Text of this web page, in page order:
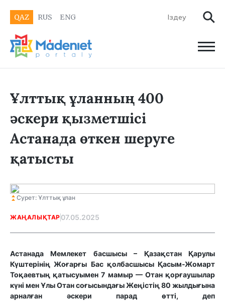
QAZ RUS ENG
Ұлттық ұланның 400
әскери қызметшісі
Астанада өткен шеруге
қатысты
Сурет: Ұлттық ұлан
ЖАҢАЛЫҚТАР 07.05.2025
Астанада Мемлекет басшысы– ҚазақстанҚарулы
Күштерінің Жоғарғы Бас қолбасшысы Қасым-Жомарт
Тоқаевтың қатысуымен 7 мамыр— Отанқорғаушылар
күні менҰлыОтансоғысындағы Жеңістің80 жылдығына
арналған
әскери парад өтті, деп